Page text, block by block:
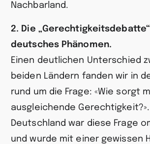
Nachbarland.
2. Die
deutsches Phänomen.
Einen deutlichen Unterschied
beiden Ländern fanden wir in
rund um die Frage: «Wie sorgt
ausgleichende Gerechtigkeit?».
Deutschland war diese Frage
und wurde mit einer gewissen